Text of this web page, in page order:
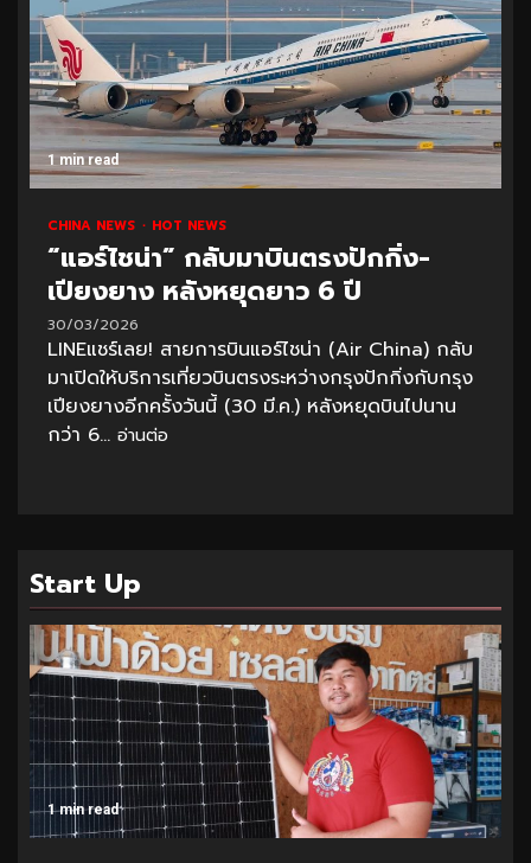
1 min read
CHINA NEWS HOT NEWS
“แอร์ไชน่า” กลับมาบินตรงปักกิ่ง-
เปียงยาง หลังหยุดยาว 6 ปี
30/03/2026
LINEแชร์เลย! สายการบินแอร์ไชน่า (Air China) กลับ
มาเปิดให้บริการเที่ยวบินตรงระหว่างกรุงปักกิ่งกับกรุง
เปียงยางอีกครั้งวันนี้ (30 มี.ค.) หลังหยุดบินไปนาน
กว่า 6... อ่านต่อ
Start Up
1 min read